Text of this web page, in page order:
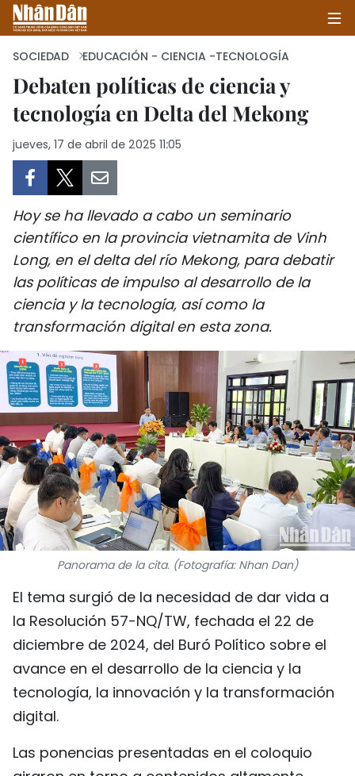
INICIO
POLÍTICA
SOCIEDAD
SALUD - MEDIO AMBIENTE
CULTURA - ENTRETENIMIENTO
INTERNACIONAL
DEPORTES
VIAJES
PUENTE DE AMISTAD
HISTORIAS MULTIMEDIA
FOTOGRAFÍA
TIẾNG VIỆT
ENGLISH
中文
РУССКИЙ
SOCIEDAD EDUCACIÓN - CIENCIA -TECNOLOGÍA
Debaten políticas de ciencia y
tecnología en Delta del Mekong
jueves, 17 de abril de 2025 11:05
Hoy se ha llevado a cabo un seminario
científico en la provincia vietnamita de Vinh
Long, en el delta del río Mekong, para debatir
las políticas de impulso al desarrollo de la
ciencia y la tecnología, así como la
transformación digital en esta zona.
Panorama de la cita. (Fotografía: Nhan Dan)
El tema surgió de la necesidad de dar vida a
la Resolución 57-NQ/TW, fechada el 22 de
diciembre de 2024, del Buró Político sobre el
avance en el desarrollo de la ciencia y la
tecnología, la innovación y la transformación
digital.
Las ponencias presentadas en el coloquio